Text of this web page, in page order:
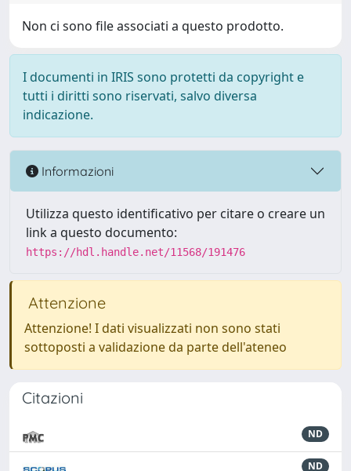
Non ci sono file associati a questo prodotto.
I documenti in IRIS sono protetti da copyright e
tutti i diritti sono riservati, salvo diversa
indicazione.
Informazioni
Utilizza questo identificativo per citare o creare un
link a questo documento:
https://hdl.handle.net/11568/191476
Attenzione
Attenzione! I dati visualizzati non sono stati
sottoposti a validazione da parte dell'ateneo
Citazioni
ND
ND